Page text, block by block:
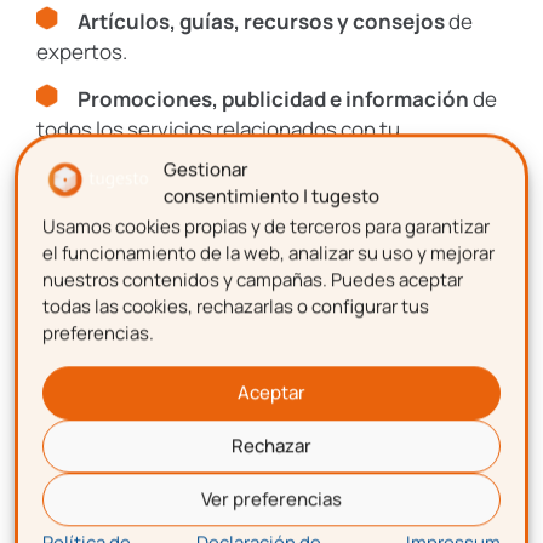
Gestionar
consentimiento | tugesto
Usamos cookies propias y de terceros para garantizar
el funcionamiento de la web, analizar su uso y mejorar
nuestros contenidos y campañas. Puedes aceptar
todas las cookies, rechazarlas o configurar tus
preferencias.
Aceptar
Rechazar
Ver preferencias
Recursos, guías y descuentos
Únete al Club de más de
8.000 gestioners
Suscríbete y forma parte delCLUB DE
EMPRENDEDORES
Artículos, guías, recursos y consejosde
Promociones, publicidad e información
todos los servicios relacionados con tu
emprendimiento.
Artículos, guías, recursos y consejosde
expertos.
Promociones, publicidad e informaciónde
todos los servicios relacionados con tu
emprendimiento.
Nombre
Apellidos
Correo electrónico